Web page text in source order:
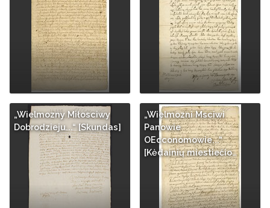
„Wielmozny Miłosciwy
Dobrodzieju...“ [Skundas]
„Wielmozni Msciwi
Panowie
OEcconomowie...“
[Kėdainių miestiečio…